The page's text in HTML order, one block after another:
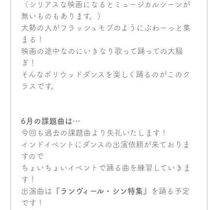
（シリアスな映画になるとミュージカルシーンが
無いものもあります。）
大勢の人がフラッシュモブのようにぶわーっと集
まる！
映画の途中なのにいきなり歌って踊っての大騒
ぎ！
そんなボリウッドダンスを楽しく踊るのがこのク
ラスです。
6月の課題曲は…
今回も過去の課題曲より失礼いたします！
インドイベントにダンスの出演依頼が来ておりま
すので
ちょいちょいイベントで踊る曲を練習していきま
す！
出演曲は
『ランヴィール・シン特集』
を踊る予定
です！